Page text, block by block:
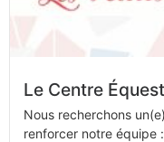
Le Centre
Nous recherchons
renforcer notre équipe